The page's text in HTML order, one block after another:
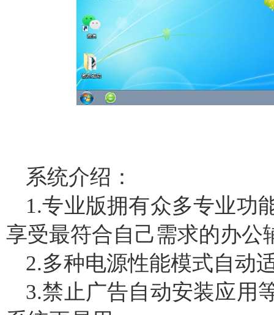
系统介绍：
1.专业版拥有众多专业功
享受最符合自己需求的办公
2.多种电源性能模式自动
3.禁止广告自动安装应用